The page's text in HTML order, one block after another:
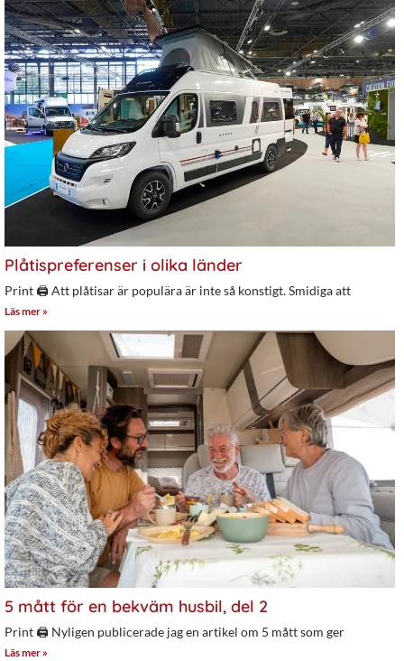
Plåtispreferenser i olika länder
Print 🖨 Att plåtisar är populära är inte så konstigt. Smidiga att
Läs mer »
5 mått för en bekväm husbil, del 2
Print 🖨 Nyligen publicerade jag en artikel om 5 mått som ger
Läs mer »